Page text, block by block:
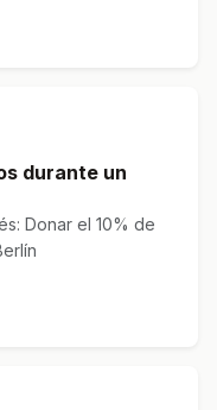
durante un
Donar el 10% de